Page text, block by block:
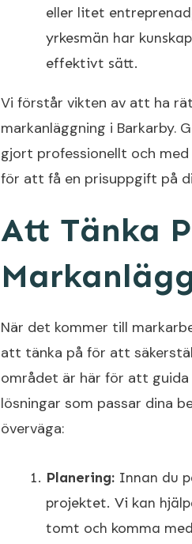
eller litet
yrkesmän har
effektivt sätt.
Vi förstår vikten av att ha
markanläggning i Barkarby.
gjort professionellt och
för att få en prisuppgift på
Att Tänka
När det kommer till
att tänka på för att
området är här för att
lösningar som passar dina
överväga:
Planering: Innan du
projektet. Vi kan
tomt och komma